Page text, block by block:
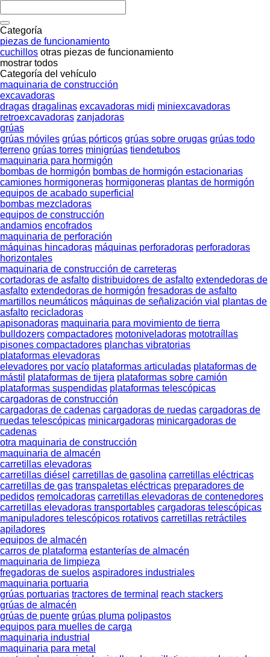
Categoría
piezas de funcionamiento
cuchillos otras piezas de funcionamiento
mostrar todos
Categoría del vehículo
maquinaria de construcción
excavadoras
dragas dragalinas excavadoras midi miniexcavadoras
retroexcavadoras zanjadoras
grúas
grúas móviles grúas pórticos grúas sobre orugas grúas todo
terreno grúas torres minigrúas tiendetubos
maquinaria para hormigón
bombas de hormigón bombas de hormigón estacionarias
camiones hormigoneras hormigoneras plantas de hormigón
equipos de acabado superficial
bombas mezcladoras
equipos de construcción
andamios encofrados
maquinaria de perforación
máquinas hincadoras máquinas perforadoras perforadoras
horizontales
maquinaria de construcción de carreteras
cortadoras de asfalto distribuidores de asfalto extendedoras de
asfalto extendedoras de hormigón fresadoras de asfalto
martillos neumáticos máquinas de señalización vial plantas de
asfalto recicladoras
apisonadoras maquinaria para movimiento de tierra
bulldozers compactadores motoniveladoras mototraíllas
pisones compactadores planchas vibratorias
plataformas elevadoras
elevadores por vacío plataformas articuladas plataformas de
mástil plataformas de tijera plataformas sobre camión
plataformas suspendidas plataformas telescópicas
cargadoras de construcción
cargadoras de cadenas cargadoras de ruedas cargadoras de
ruedas telescópicas minicargadoras minicargadoras de
cadenas
otra maquinaria de construcción
maquinaria de almacén
carretillas elevadoras
carretillas diésel carretillas de gasolina carretillas eléctricas
carretillas de gas transpaletas eléctricas preparadores de
pedidos remolcadoras carretillas elevadoras de contenedores
carretillas elevadoras transportables cargadoras telescópicas
manipuladores telescópicos rotativos carretillas retráctiles
apiladores
equipos de almacén
carros de plataforma estanterías de almacén
maquinaria de limpieza
fregadoras de suelos aspiradores industriales
maquinaria portuaria
grúas portuarias tractores de terminal reach stackers
grúas de almacén
grúas de puente grúas pluma polipastos
equipos para muelles de carga
maquinaria industrial
maquinaria para metal